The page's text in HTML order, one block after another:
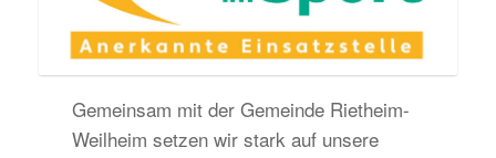
Gemeinsam mit der Gemeinde Rietheim-
Weilheim setzen wir stark auf unsere